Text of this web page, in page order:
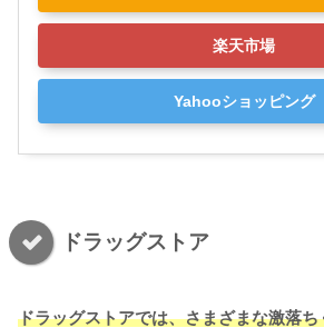
楽天市場
Yahooショッピング
ドラッグストア
ドラッグストアでは、さまざまな激落